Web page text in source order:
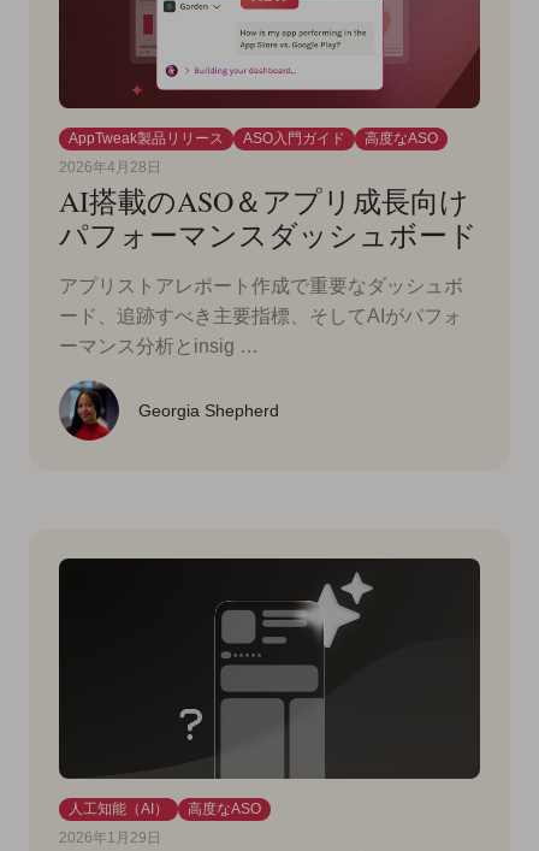
AppTweak製品リリース ASO入門ガイド
高度なASO
2026年4月28日
AI搭載のASO＆アプリ成長向け
パフォーマンスダッシュボード
アプリストアレポート作成で重要なダッシュボ
ード、追跡すべき主要指標、そしてAIがパフォ
ーマンス分析とinsig …
Georgia Shepherd
人工知能（AI）
高度なASO
2026年1月29日